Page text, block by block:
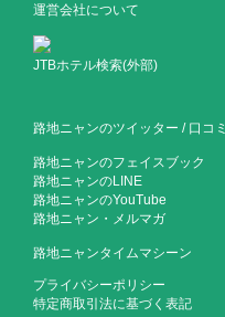
運営会社について
JTBホテル検索(外部)
路地ニャンのツイッター / 口コミ
路地ニャンのフェイスブック
路地ニャンのLINE
路地ニャンのYouTube
路地ニャン・メルマガ
路地ニャンタイムマシーン
プライバシーポリシー
特定商取引法に基づく表記